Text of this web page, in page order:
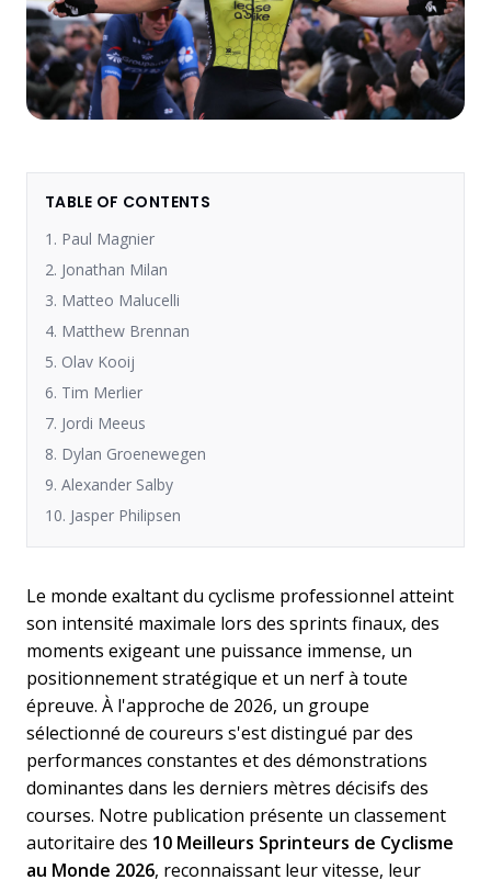
TABLE OF CONTENTS
1. Paul Magnier
2. Jonathan Milan
3. Matteo Malucelli
4. Matthew Brennan
5. Olav Kooij
6. Tim Merlier
7. Jordi Meeus
8. Dylan Groenewegen
9. Alexander Salby
10. Jasper Philipsen
Le monde exaltant du cyclisme professionnel atteint
son intensité maximale lors des sprints finaux, des
moments exigeant une puissance immense, un
positionnement stratégique et un nerf à toute
épreuve. À l'approche de 2026, un groupe
sélectionné de coureurs s'est distingué par des
performances constantes et des démonstrations
dominantes dans les derniers mètres décisifs des
courses. Notre publication présente un classement
autoritaire des 10 Meilleurs Sprinteurs de Cyclisme
au Monde 2026, reconnaissant leur vitesse, leur